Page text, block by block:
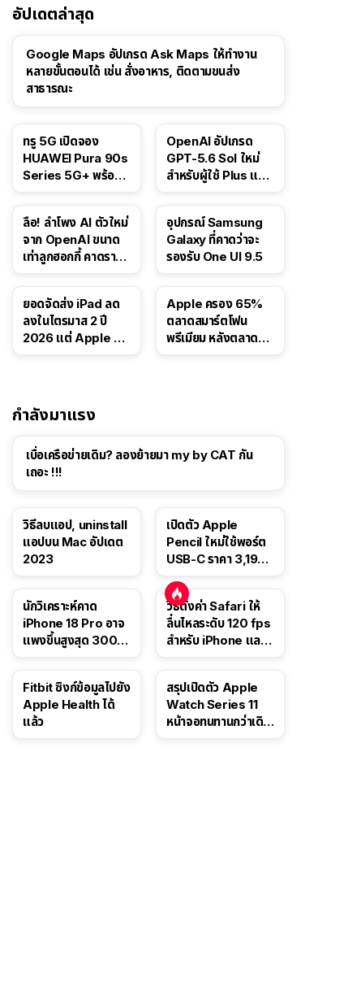
อัปเดตล่าสุด
Google Maps อัปเกรด Ask Maps ให้ทำงาน
หลายขั้นตอนได้ เช่น สั่งอาหาร, ติดตามขนส่ง
สาธารณะ
ทรู 5G เปิดจอง
HUAWEI Pura 90s
Series 5G+ พร้อม
OpenAI อัปเกรด
GPT-5.6 Sol ใหม่
สำหรับผู้ใช้ Plus และ
ลือ! ลำโพง AI ตัวใหม่
จาก OpenAI ขนาด
เท่าลูกฮอกกี้ คาดราคา
อุปกรณ์ Samsung
Galaxy ที่คาดว่าจะ
รองรับ One UI 9.5
ยอดจัดส่ง iPad ลด
ลงในไตรมาส 2 ปี
2026 แต่ Apple ยัง
Apple ครอง 65%
ตลาดสมาร์ตโฟน
พรีเมียม หลังตลาดทำ
กำลังมาแรง
เบื่อเครือข่ายเดิม? ลองย้ายมา my by CAT กัน
เถอะ !!!
วิธีลบแอป, uninstall
แอปบน Mac อัปเดต
2023
เปิดตัว Apple
Pencil ใหม่ใช้พอร์ต
USB-C ราคา 3,190
นี้
นักวิเคราะห์คาด
iPhone 18 Pro อาจ
แพงขึ้นสูงสุด 300
วิธีตั้งค่า Safari ให้
ลื่นไหลระดับ 120 fps
สำหรับ iPhone และ
Fitbit ซิงก์ข้อมูลไปยัง
Apple Health ได้
แล้ว
สรุปเปิดตัว Apple
Watch Series 11
หน้าจอทนทานกว่าเดิม